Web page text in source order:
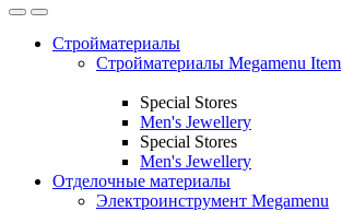
Стройматериалы
Стройматериалы Megamenu Item
Special Stores
Men's Jewellery
Special Stores
Men's Jewellery
Отделочные материалы
Электроинструмент Megamenu